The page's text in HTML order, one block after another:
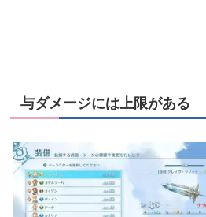
与ダメージには上限がある